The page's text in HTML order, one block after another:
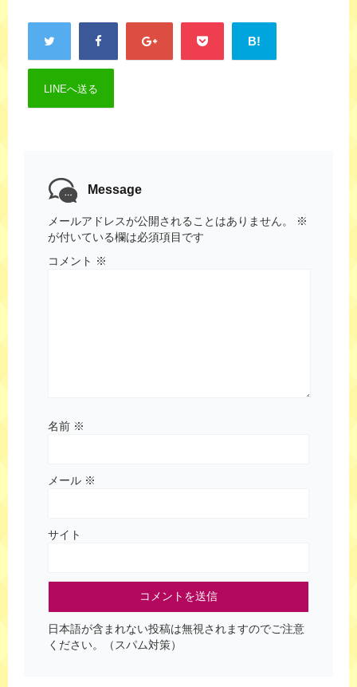
B!
LINEへ送る
Message
メールアドレスが公開されることはありません。
※
が付いている欄は必須項目です
コメント ※
名前 ※
メール ※
サイト
日本語が含まれない投稿は無視されますのでご注意
ください。（スパム対策）